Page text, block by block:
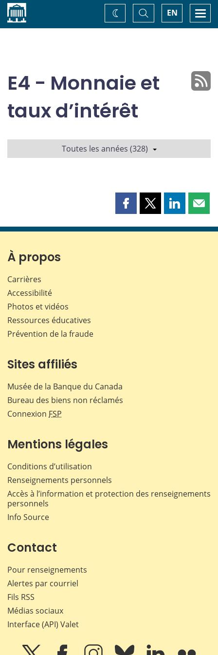
Accueil EN
Basculer
la
recherche
Changez
de
E4 - Monnaie et
taux d’intérêt
Toutes les années (328)
Partager
page
Partager
page
Partager
page page
À propos
Carrières
Accessibilité
Photos et vidéos
Ressources éducatives
Prévention de la fraude
Sites affiliés
Musée de la Banque du Canada
Bureau des biens non réclamés
Connexion FSP
Mentions légales
Conditions d’utilisation
Renseignements personnels
Accès à l’information et protection des renseignements
personnels
Info Source
Contact
Pour renseignements
Alertes par courriel
Fils RSS
Médias sociaux
Interface (API) Valet